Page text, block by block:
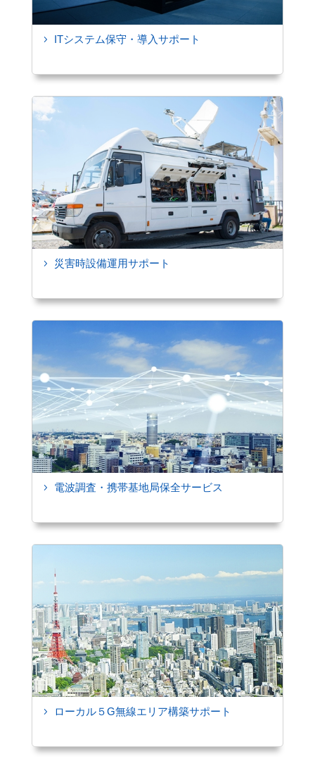
5 ITシステム保守・導入サポート
5 災害時設備運用サポート
5 電波調査・携帯基地局保全サービス
5 ローカル５G無線エリア構築サポート